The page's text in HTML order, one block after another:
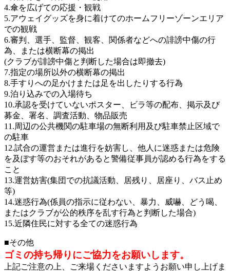
4.傘を広げての応援・観戦
5.アウェイグッズを身に着けてのホームフリーゾーンエリア
での観戦
6.審判、選手、監督、観客、関係者などへの誹謗中傷の行
為、または横断幕の掲出
(クラブが誹謗中傷と判断した場合は即撤去)
7.指定の場所以外の横断幕の掲出
8.手すりへの足かけまたは足を出したりする行為
9.泊り込みでの入場待ち
10.承認を受けていないポスター、ビラ等の配布、掲示及び
募金、署名、調査活動、物品販売
11.周辺の公共機関の駐車場の無断利用及び駐車禁止区域で
の駐車
12.試合の運営または進行を妨害し、他人に迷惑または危険
を及ぼす等のおそれがあると警備従事員が認める行為をする
こと
13.運営妨害(集団での抗議活動、居残り、居座り、バス止め
等)
14.迷惑行為(係員の指示に従わない、暴力、威嚇、どう喝、
またはクラブが公的秩序を乱す行為と判断した場合)
15.近隣住民に対する全ての迷惑行為
■その他
ゴミの持ち帰りにご協力をお願いします。
上記ご注意の上、ご来場くださいますようお願い申し上げま